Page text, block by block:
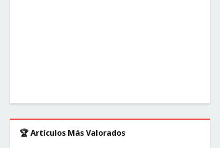
🏆 Artículos Más Valorados